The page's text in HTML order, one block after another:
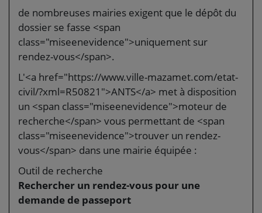
de nombreuses mairies exigent que le dépôt du
dossier se fasse <span
class="miseenevidence">uniquement sur
rendez-vous</span>.
L'<a href="https://www.ville-mazamet.com/etat-
civil/?xml=R50821">ANTS</a> met à disposition
un <span class="miseenevidence">moteur de
recherche</span> vous permettant de <span
class="miseenevidence">trouver un rendez-
vous</span> dans une mairie équipée :
Outil de recherche
Rechercher un rendez-vous pour une
demande de passeport